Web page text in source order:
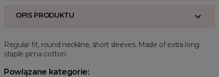
OPIS PRODUKTU
Regular fit, round neckline, short sleeves. Made of extra long
staple pima cotton.
Powiązane kategorie: